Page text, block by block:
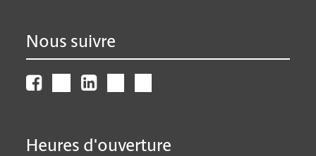
Nous suivre
Heures d'ouverture